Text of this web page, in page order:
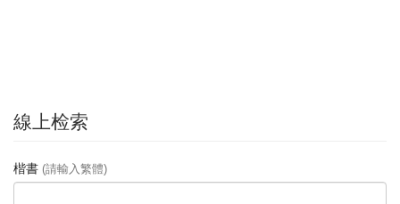
線上检索
楷書 (請輸入繁體)